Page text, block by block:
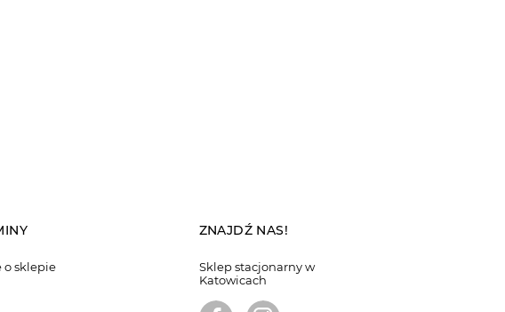
o sklepie
ZNAJDŹ NAS!
Sklep stacjonarny w
Katowicach